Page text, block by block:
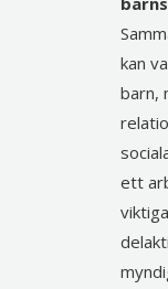
kan
barn,
ett